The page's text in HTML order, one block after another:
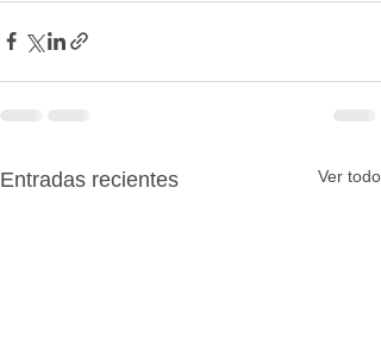
Entradas recientes Ver todo